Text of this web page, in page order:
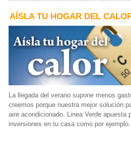
AÍSLA TU HOGAR DEL
La llegada del verano supone menos
creemos porque nuestra mejor solución
aire acondicionado. Linea Verde apuesta
inversiones en tu casa como por